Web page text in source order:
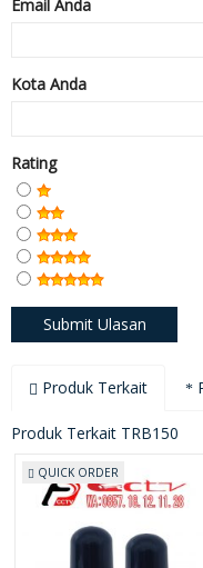
Email Anda
Kota Anda
Rating
Produk Terkait
Produk Terkait TRB150
QUICK ORDER